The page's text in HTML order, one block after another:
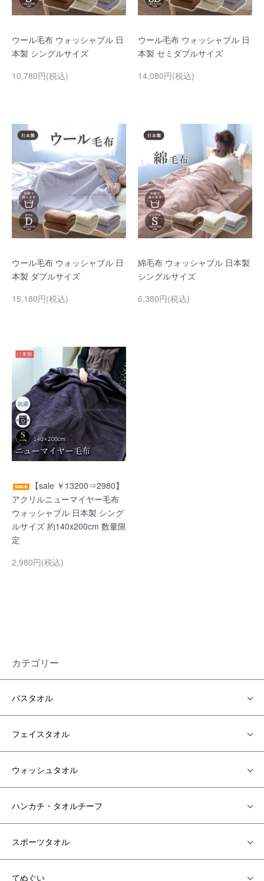
ウール毛布 ウォッシャブル 日
本製 シングルサイズ
10,780円(税込)
ウール毛布 ウォッシャブル 日
本製 セミダブルサイズ
14,080円(税込)
ウール毛布 ウォッシャブル 日
本製 ダブルサイズ
15,180円(税込)
綿毛布 ウォッシャブル 日本製
シングルサイズ
6,380円(税込)
【sale ￥13200⇒2980】
アクリルニューマイヤー毛布
ウォッシャブル 日本製 シング
ルサイズ 約140x200cm 数量限
定
2,980円(税込)
カテゴリー
バスタオル
フェイスタオル
ウォッシュタオル
ハンカチ・タオルチーフ
スポーツタオル
てぬぐい